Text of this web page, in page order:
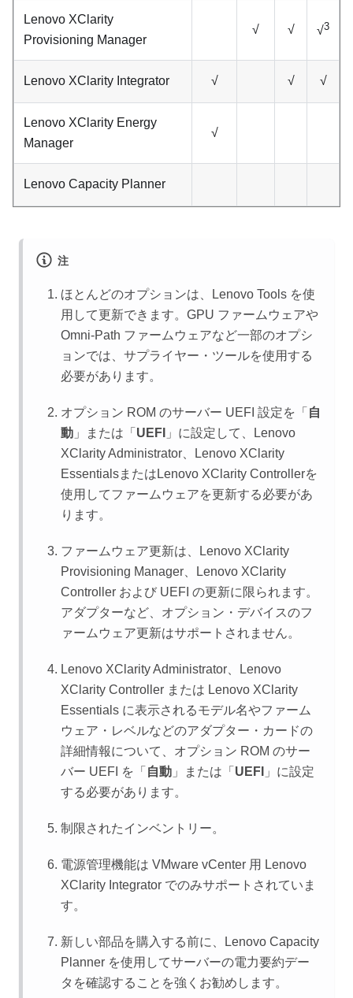
Lenovo XClarity
Provisioning Manager
√ √ √3
Lenovo XClarity Integrator √ √ √
Lenovo XClarity Energy
Manager
√
Lenovo Capacity Planner
注
ほとんどのオプションは、Lenovo Tools を使
用して更新できます。GPU ファームウェアや
Omni-Path ファームウェアなど一部のオプシ
ョンでは、サプライヤー・ツールを使用する
必要があります。
オプション ROM のサーバー UEFI 設定を「 自
動 」または「 UEFI 」に設定して、
Lenovo
XClarity Administrator
Lenovo XClarity
Essentialsまたは Lenovo XClarity Controllerを
使用してファームウェアを更新する必要があ
ります。
ファームウェア更新は、
Lenovo XClarity
Provisioning Manager
Lenovo XClarity
Controller および UEFI の更新に限られます。
アダプターなど、オプション・デバイスのフ
ァームウェア更新はサポートされません。
Lenovo XClarity Administrator
Lenovo
XClarity Controller または Lenovo XClarity
Essentials に表示されるモデル名やファーム
ウェア・レベルなどのアダプター・カードの
詳細情報について、オプション ROM のサー
バー UEFI を「 自動 」または「 UEFI 」に設定
する必要があります。
制限されたインベントリー。
電源管理機能は VMware vCenter 用 Lenovo
XClarity Integrator でのみサポートされていま
す。
新しい部品を購入する前に、
Lenovo Capacity
Planner を使用してサーバーの電力要約デー
タを確認することを強くお勧めします。